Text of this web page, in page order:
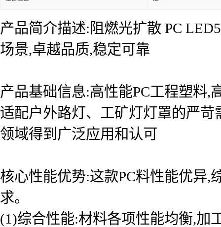
产品简介描述:阻燃光扩散 PC
场景,卓越品质,稳定可靠
产品基础信息:高性能PC工程塑料,
适配户外路灯、工矿灯灯罩的严
领域得到广泛应用和认可
核心性能优势:这款PC料性能优异,
求。
(1)综合性能:材料各项性能均衡,加